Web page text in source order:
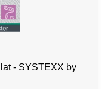
- SYSTEXX by